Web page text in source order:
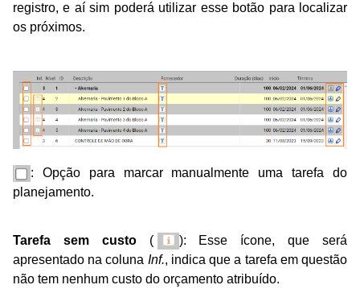
registro, e aí sim poderá utilizar esse botão para localizar
os próximos.
: Opção para marcar manualmente uma tarefa do
planejamento.
Tarefa sem custo(
): Esse ícone, que será
apresentado na coluna Inf., indica que a tarefa em questão
não tem nenhum custo do orçamento atribuído.